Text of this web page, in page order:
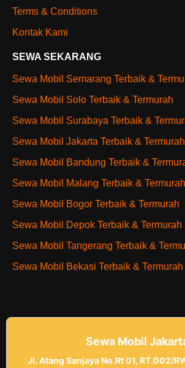
Terms & Conditions
Kontak Kami
SEWA SEKARANG
Sewa Mobil Semarang Terbaik &
Sewa Mobil Solo Terbaik & Termurah
Sewa Mobil Surabaya Terbaik &
Sewa Mobil Jakarta Terbaik & Termurah
Sewa Mobil Bandung Terbaik &
Sewa Mobil Malang Terbaik & Termurah
Sewa Mobil Bogor Terbaik & Termurah
Sewa Mobil Depok Terbaik & Termurah
Sewa Mobil Tangerang Terbaik &
Sewa Mobil Bekasi Terbaik & Termurah
Sewa Mobil
Jl. Atang Sanjaya No.Rt 01, RT.002/